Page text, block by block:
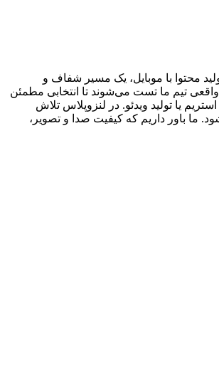
محتوا با موبایل، یک مسیر شفاف و
تیم ما تست می‌شوند تا انتخابی مطمئن
یا تولید ویدئو. در لنزوپلاس تلاش
ما باور داریم که کیفیت صدا و تصویر،